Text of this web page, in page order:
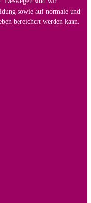
sowie auf normale und
bereichert werden kann.